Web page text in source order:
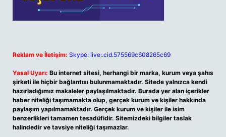
Reklam ve İletişim: Skype: live:.cid.575569c608265c69
Yasal Uyarı: Bu internet sitesi, herhangi bir marka, kurum veya şahıs
şirketi ile hiçbir bağlantısı bulunmamaktadır. Sitede yalnızca kendi
hazırladığımız makaleler paylaşılmaktadır. Burada yer alan içerikler
haber niteliği taşımamakta olup, gerçek kurum ve kişiler hakkında
paylaşım yapılmamaktadır. Gerçek kurum ve kişiler ile isim
benzerlikleri tamamen tesadüfidir. Sitemizdeki bilgiler taslak
halindedir ve tavsiye niteliği taşımazlar.